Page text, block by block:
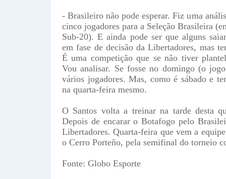
- Brasileiro não pode esperar. Fiz uma
cinco jogadores para a Seleção Brasileira
Sub-20). E ainda pode ser que alguns
em fase de decisão da Libertadores, mas
É uma competição que se não tiver
Vou analisar. Se fosse no domingo (o
vários jogadores. Mas, como é sábado e
na quarta-feira mesmo.
O Santos volta a treinar na tarde desta
Depois de encarar o Botafogo pelo
Libertadores. Quarta-feira que vem a
o Cerro Porteño, pela semifinal do torneio
Fonte: Globo Esporte